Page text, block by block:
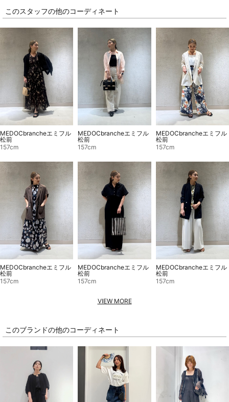
このスタッフの他のコーディネート
MEDOCbrancheエミフル
松前
157cm
MEDOCbrancheエミフル
松前
157cm
MEDOCbrancheエミフル
松前
157cm
MEDOCbrancheエミフル
松前
157cm
MEDOCbrancheエミフル
松前
157cm
MEDOCbrancheエミフル
松前
157cm
VIEW MORE
このブランドの他のコーディネート